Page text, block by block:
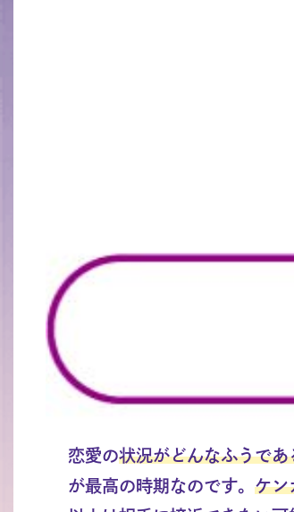
恋愛の状況がどんなふうで
が最高の時期なのです。 ケン